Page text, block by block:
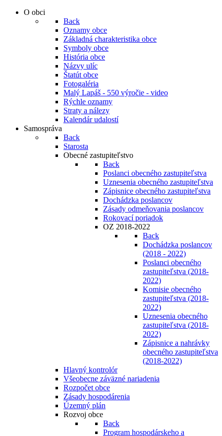
O obci
Back
Oznamy obce
Základná charakteristika obce
Symboly obce
História obce
Názvy ulíc
Štatút obce
Fotogaléria
Malý Lapáš - 550 výročie - video
Rýchle oznamy
Straty a nálezy
Kalendár udalostí
Samospráva
Back
Starosta
Obecné zastupiteľstvo
Back
Poslanci obecného zastupiteľstva
Uznesenia obecného zastupiteľstva
Zápisnice obecného zastupiteľstva
Dochádzka poslancov
Zásady odmeňovania poslancov
Rokovací poriadok
OZ 2018-2022
Back
Dochádzka poslancov
(2018 - 2022)
Poslanci obecného
zastupiteľstva (2018-
2022)
Komisie obecného
zastupiteľstva (2018-
2022)
Uznesenia obecného
zastupiteľstva (2018-
2022)
Zápisnice a nahrávky
obecného zastupiteľstva
(2018-2022)
Hlavný kontrolór
Všeobecne záväzné nariadenia
Rozpočet obce
Zásady hospodárenia
Územný plán
Rozvoj obce
Back
Program hospodárskeho a